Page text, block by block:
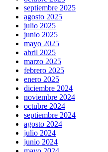
septiembre 2025
agosto 2025
julio 2025
junio 2025
mayo 2025
abril 2025
marzo 2025
febrero 2025
enero 2025
diciembre 2024
noviembre 2024
octubre 2024
septiembre 2024
agosto 2024
julio 2024
junio 2024